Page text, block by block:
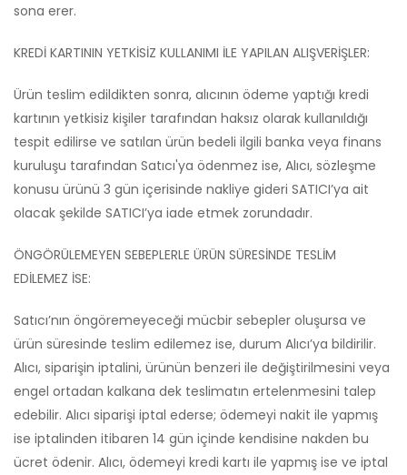
sona erer.
KREDİ KARTININ YETKİSİZ KULLANIMI İLE YAPILAN ALIŞVERİŞLER:
Ürün teslim edildikten sonra, alıcının ödeme yaptığı kredi
kartının yetkisiz kişiler tarafından haksız olarak kullanıldığı
tespit edilirse ve satılan ürün bedeli ilgili banka veya finans
kuruluşu tarafından Satıcı'ya ödenmez ise, Alıcı, sözleşme
konusu ürünü 3 gün içerisinde nakliye gideri SATICI’ya ait
olacak şekilde SATICI’ya iade etmek zorundadır.
ÖNGÖRÜLEMEYEN SEBEPLERLE ÜRÜN SÜRESİNDE TESLİM
EDİLEMEZ İSE:
Satıcı’nın öngöremeyeceği mücbir sebepler oluşursa ve
ürün süresinde teslim edilemez ise, durum Alıcı’ya bildirilir.
Alıcı, siparişin iptalini, ürünün benzeri ile değiştirilmesini veya
engel ortadan kalkana dek teslimatın ertelenmesini talep
edebilir. Alıcı siparişi iptal ederse; ödemeyi nakit ile yapmış
ise iptalinden itibaren 14 gün içinde kendisine nakden bu
ücret ödenir. Alıcı, ödemeyi kredi kartı ile yapmış ise ve iptal